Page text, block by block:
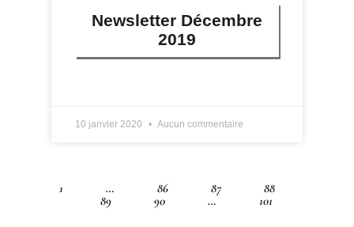
Newsletter Décembre
2019
10 janvier 2020 Aucun commentaire
1 … 86 87
88
89
90 … 101